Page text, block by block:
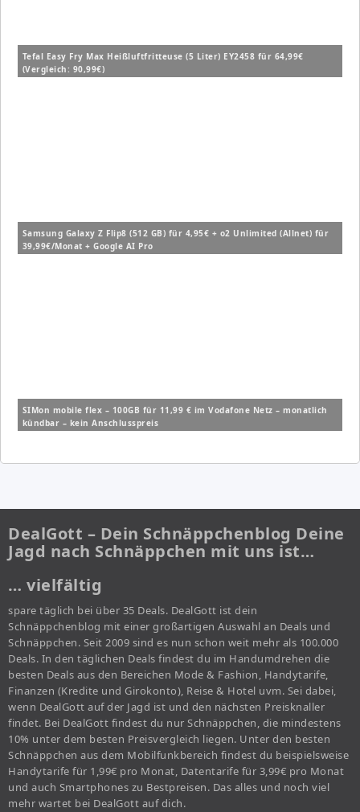
Tefal Easy Fry Max Heißluftfritteuse (5 Liter) EY2458 für 64,99€
(Vergleich: 90,99€)
Samsung Galaxy Z Flip8 (512 GB) für 4,95€ + o2 Unlimited (Allnet) für
39,99€/Monat + Google AI Pro
SIMon mobile flex – 100GB für 11,99 € im Vodafone Netz – monatlich
kündbar – kein Anschlusspreis
DealGott – Dein Schnäppchenblog Deine
Jagd nach Schnäppchen mit uns ist…
… vielfältig
spare täglich bei über 35 Deals. DealGott ist dein
Schnäppchenblog mit einer großartigen Auswahl an Deals und
Schnäppchen. Seit 2009 sind es nun schon weit mehr als 100.000
Deals. In den täglichen Deals findest du im Handumdrehen die
besten Deals aus den Bereichen Mode & Fashion, Handytarife,
Finanzen (Kredite und Girokonto), Reise & Hotel uvm. Sei dabei,
wenn DealGott auf der Jagd ist und den nächsten Preisknaller
findet. Bei DealGott findest du nur Schnäppchen, die mindestens
10% unter dem besten Preisvergleich liegen. Unter den besten
Schnäppchen aus dem Mobilfunkbereich findest du beispielsweise
Handytarife für 1,99€ pro Monat, Datentarife für 3,99€ pro Monat
und auch Smartphones zu Bestpreisen. Das alles und noch viel
mehr wartet bei DealGott auf dich.